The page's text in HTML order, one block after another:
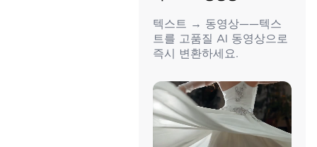
텍스트 → 동영상——텍스
트를 고품질 AI 동영상으로
즉시 변환하세요.